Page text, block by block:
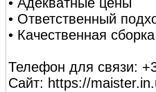
• Адекватные цены
• Ответственный
• Качественная
Телефон для связи:
Сайт: https://